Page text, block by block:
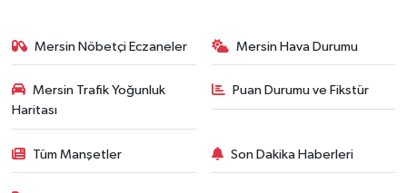
Mersin Nöbetçi Eczaneler Mersin Hava Durumu
Mersin Trafik Yoğunluk
Haritası
Puan Durumu ve Fikstür
Tüm Manşetler Son Dakika Haberleri